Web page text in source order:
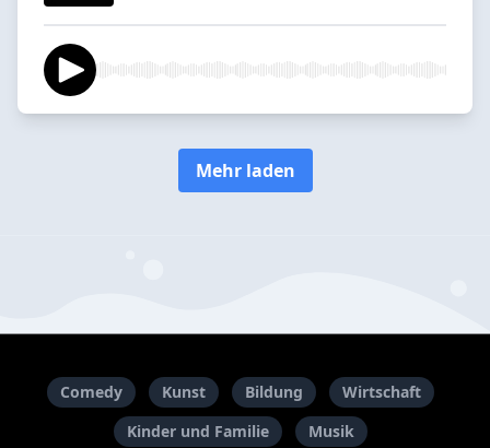
Mehr laden
Comedy Kunst Bildung
Wirtschaft
Kinder und Familie
Musik